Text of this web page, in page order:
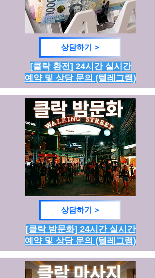
상담하기 >
[클락 환전] 24시간 실시간
예약 및 상담 문의 (텔레그램)
상담하기 >
[클락 밤문화] 24시간 실시간
예약 및 상담 문의 (텔레그램)